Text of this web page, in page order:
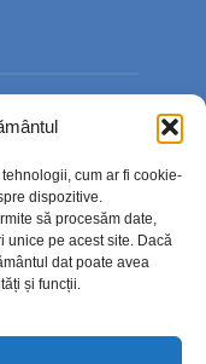
cum ar fi cookie-
dispozitive.
să procesăm date,
unice pe acest site. Dacă
dat poate avea
și funcții.